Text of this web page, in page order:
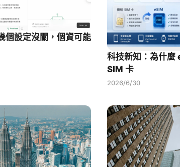
個設定沒關，個資可能
科技新知：為什麼
SIM 卡
2026/6/30